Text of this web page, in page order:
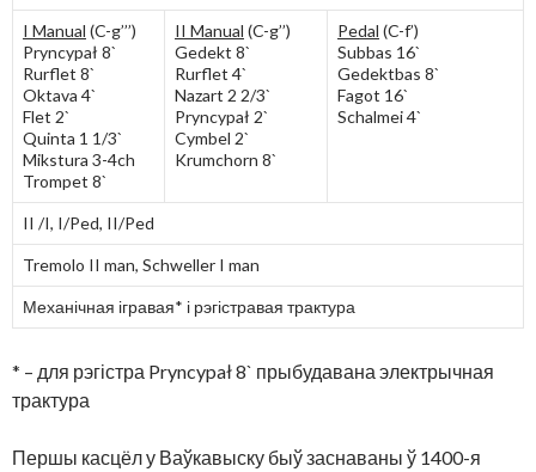
I Manual (C-g’’’)
Pryncypał 8`
Rurflet 8`
Oktava 4`
Flet 2`
Quinta 1 1/3`
Mikstura 3-4ch
Trompet 8`
II Manual (C-g’’)
Gedekt 8`
Rurflet 4`
Nazart 2 2/3`
Pryncypał 2`
Cymbel 2`
Krumchorn 8`
Pedal (C-f’)
Subbas 16`
Gedektbas 8`
Fagot 16`
Schalmei 4`
II /I, I/Ped, II/Ped
Tremolo II man, Schweller I man
Механічная ігравая* і рэгістравая трактура
* – для рэгістра Pryncypał 8` прыбудавана электрычная
трактура
Першы касцёл у Ваўкавыску быў заснаваны ў 1400-я